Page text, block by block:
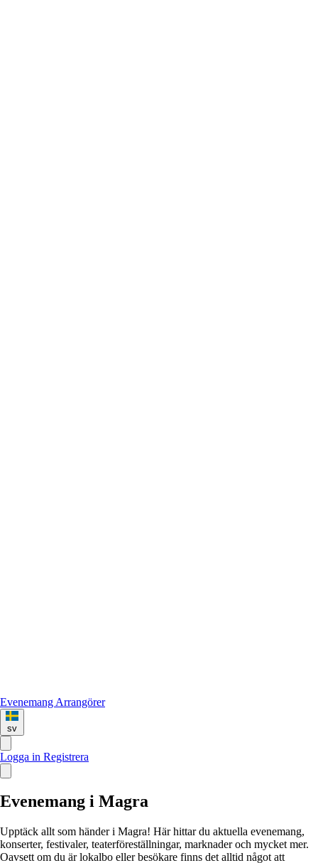
Evenemang Arrangörer
sv
Logga in Registrera
Evenemang i Magra
Upptäck allt som händer i Magra! Här hittar du aktuella evenemang,
konserter, festivaler, teaterföreställningar, marknader och mycket mer.
Oavsett om du är lokalbo eller besökare finns det alltid något att